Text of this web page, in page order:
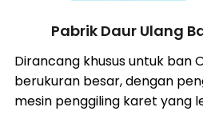
Pabrik Daur Ulang
Dirancang khusus untuk ban
berukuran besar, dengan
mesin penggiling karet yang